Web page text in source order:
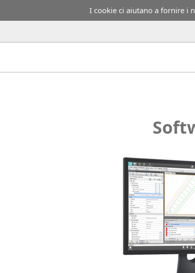
I cookie ci aiutano a fornire i